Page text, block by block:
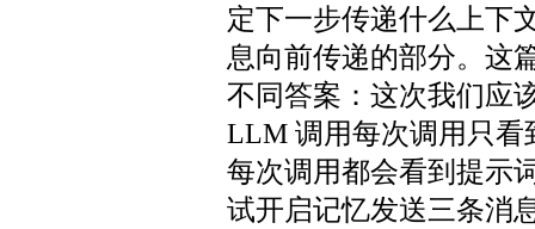
定下一步传递什么上下
息向前传递的部分。这
不同答案：这次我们应
LLM 调用每次调用只看
每次调用都会看到提示
试开启记忆发送三条消